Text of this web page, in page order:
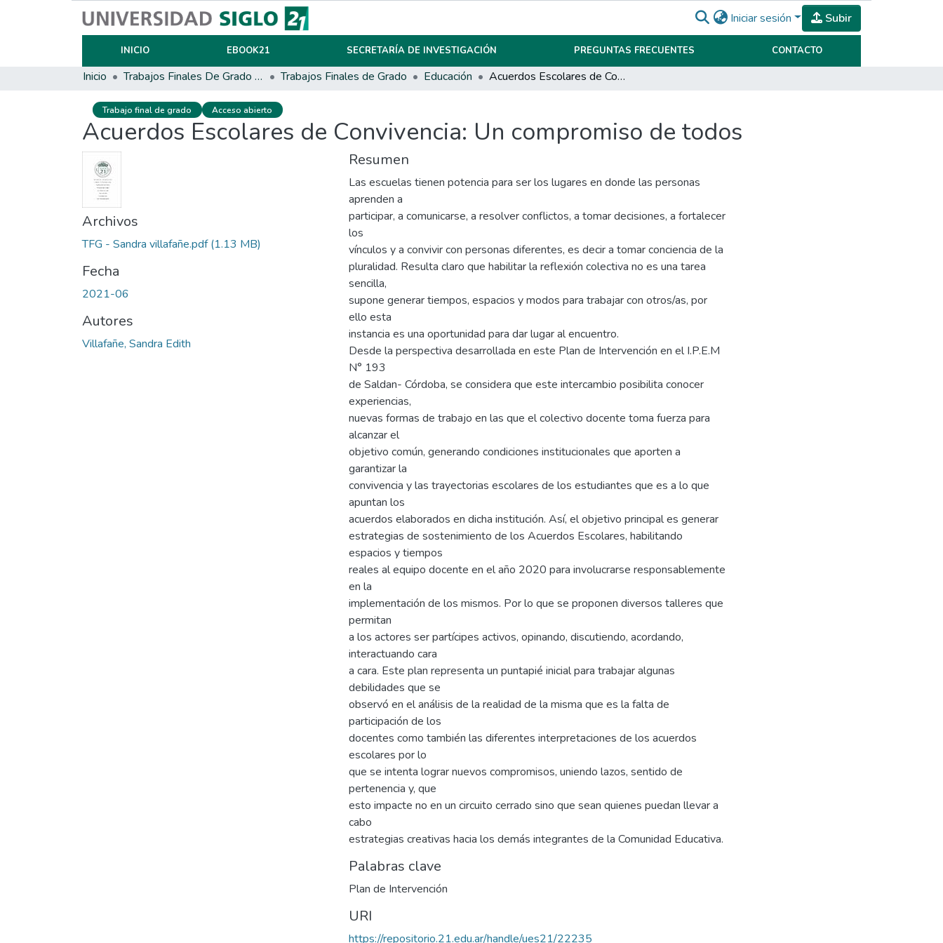
Iniciar sesión Subir
INICIO EBOOK21 SECRETARÍA DE INVESTIGACIÓN PREGUNTAS FRECUENTES CONTACTO
Inicio Trabajos Finales De Grado Y Posgrado Trabajos Finales de Grado Educación Acuerdos Escolares de Convivencia: Un compromiso de todos
Trabajo final de grado Acceso abierto
Acuerdos Escolares de Convivencia: Un compromiso de todos
Archivos
TFG - Sandra villafañe.pdf(1.13 MB)
Fecha
2021-06
Autores
Villafañe, Sandra Edith
Resumen
Las escuelas tienen potencia para ser los lugares en donde las personas
aprenden a
participar, a comunicarse, a resolver conflictos, a tomar decisiones, a fortalecer
los
vínculos y a convivir con personas diferentes, es decir a tomar conciencia de la
pluralidad. Resulta claro que habilitar la reflexión colectiva no es una tarea
sencilla,
supone generar tiempos, espacios y modos para trabajar con otros/as, por
ello esta
instancia es una oportunidad para dar lugar al encuentro.
Desde la perspectiva desarrollada en este Plan de Intervención en el I.P.E.M
N° 193
de Saldan- Córdoba, se considera que este intercambio posibilita conocer
experiencias,
nuevas formas de trabajo en las que el colectivo docente toma fuerza para
alcanzar el
objetivo común, generando condiciones institucionales que aporten a
garantizar la
convivencia y las trayectorias escolares de los estudiantes que es a lo que
apuntan los
acuerdos elaborados en dicha institución. Así, el objetivo principal es generar
estrategias de sostenimiento de los Acuerdos Escolares, habilitando
espacios y tiempos
reales al equipo docente en el año 2020 para involucrarse responsablemente
en la
implementación de los mismos. Por lo que se proponen diversos talleres que
permitan
a los actores ser partícipes activos, opinando, discutiendo, acordando,
interactuando cara
a cara. Este plan representa un puntapié inicial para trabajar algunas
debilidades que se
observó en el análisis de la realidad de la misma que es la falta de
participación de los
docentes como también las diferentes interpretaciones de los acuerdos
escolares por lo
que se intenta lograr nuevos compromisos, uniendo lazos, sentido de
pertenencia y, que
esto impacte no en un circuito cerrado sino que sean quienes puedan llevar a
cabo
estrategias creativas hacia los demás integrantes de la Comunidad Educativa.
Palabras clave
Plan de Intervención
URI
https://repositorio.21.edu.ar/handle/ues21/22235